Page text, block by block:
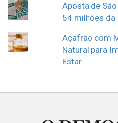
Aposta de
54 milhões da
Açafrão com
Natural para
Estar